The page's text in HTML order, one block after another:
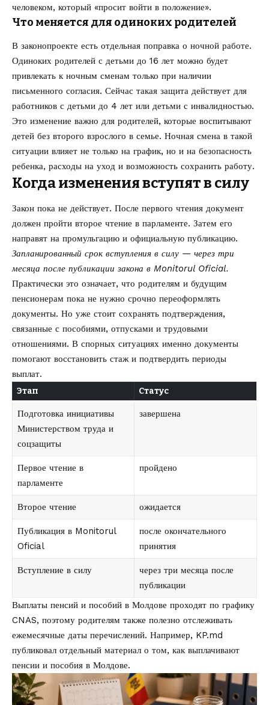
человеком, который «просит войти в положение».
Что меняется для одиноких родителей
В законопроекте есть отдельная поправка о ночной работе.
Одиноких родителей с детьми до 16 лет можно будет
привлекать к ночным сменам только при наличии
письменного согласия. Сейчас такая защита действует для
работников с детьми до 4 лет или детьми с инвалидностью.
Это изменение важно для родителей, которые воспитывают
детей без второго взрослого в семье. Ночная смена в такой
ситуации влияет не только на график, но и на безопасность
ребенка, расходы на уход и возможность сохранить работу.
Когда изменения вступят в силу
Закон пока не действует. После первого чтения документ
должен пройти второе чтение в парламенте. Затем его
направят на промульгацию и официальную публикацию.
Запланированный срок вступления в силу — через три
месяца после публикации закона в Monitorul Oficial.
Практически это означает, что родителям и будущим
пенсионерам пока не нужно срочно переоформлять
документы. Но уже стоит сохранять подтверждения,
связанные с пособиями, отпусками и трудовыми
отношениями. В спорных ситуациях именно документы
помогают восстановить стаж и подтвердить периоды
выплат.
Этап Статус
Подготовка инициативы
Министерством труда и
соцзащиты
завершена
Первое чтение в
парламенте
пройдено
Второе чтение ожидается
Публикация в Monitorul
Oficial
после окончательного
принятия
Вступление в силу
через три месяца после
публикации
Выплаты пенсий и пособий в Молдове проходят по графику
CNAS, поэтому родителям также полезно отслеживать
ежемесячные даты перечислений. Например, KP.md
публиковал отдельный материал о том, как выплачивают
пенсии и пособия в Молдове.